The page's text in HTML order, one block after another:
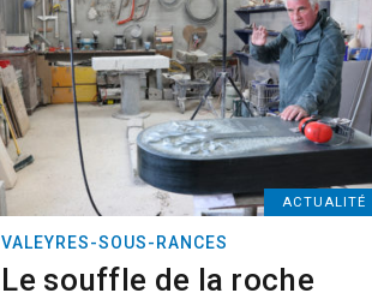
ACTUALITÉ
VALEYRES-SOUS-RANCES
Le souffle de la roche